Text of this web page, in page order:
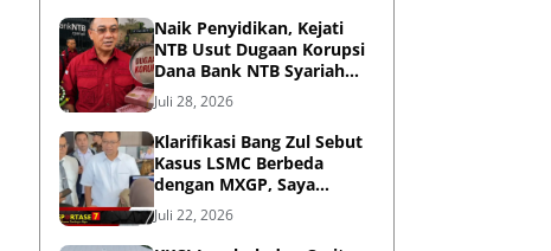
Naik Penyidikan, Kejati
NTB Usut Dugaan Korupsi
Dana Bank NTB Syariah
untuk MXGP 2023
Juli 28, 2026
Klarifikasi Bang Zul Sebut
Kasus LSMC Berbeda
dengan MXGP, Saya
Dipanggil Sebagai Saksi
Juli 22, 2026